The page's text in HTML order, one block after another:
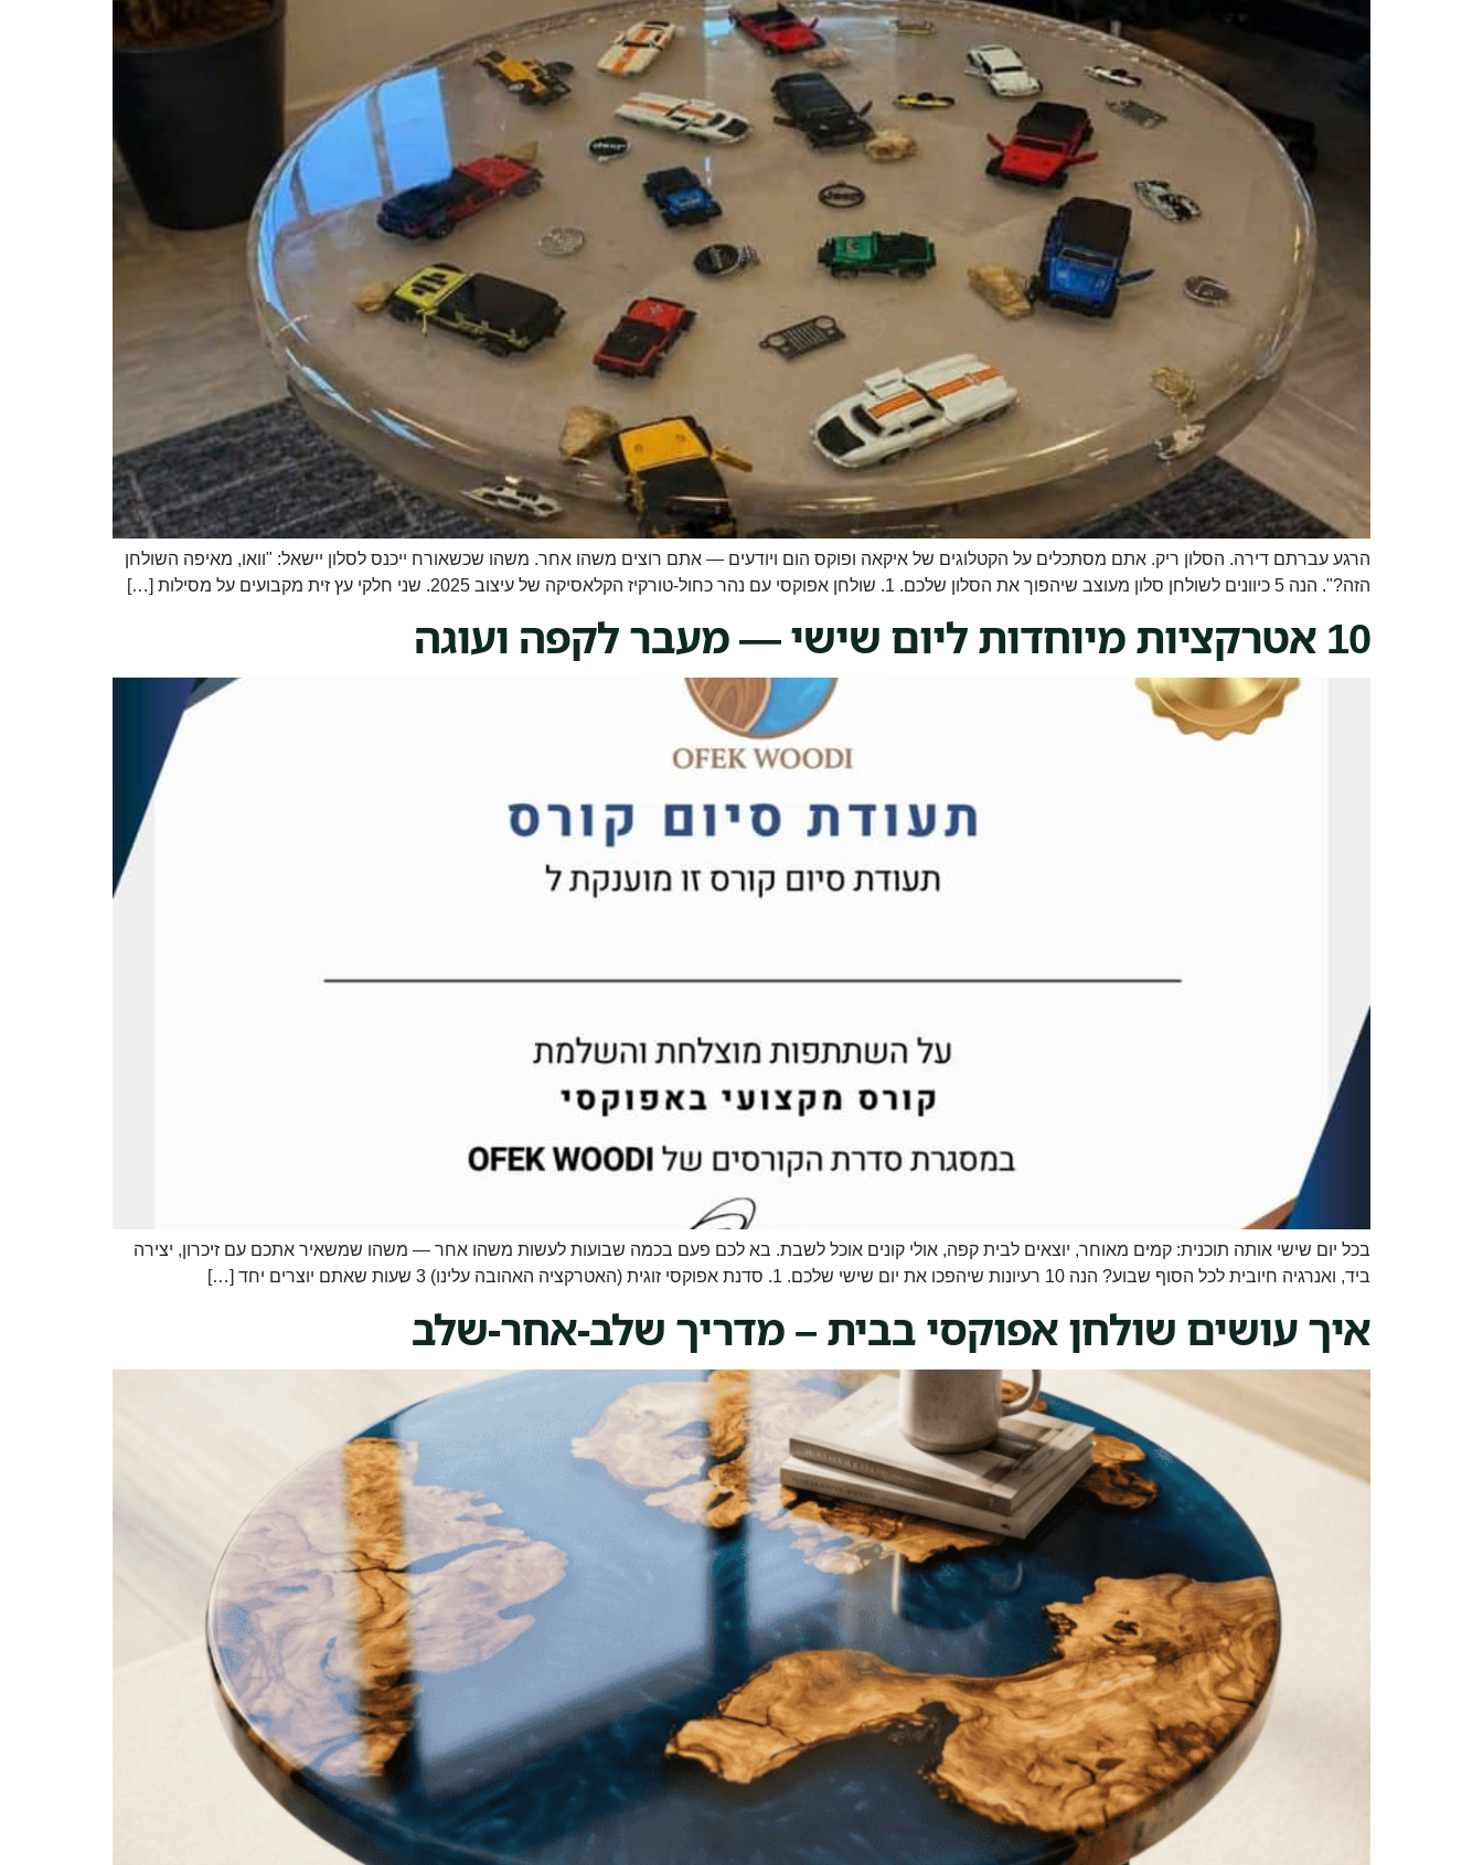
הרגע עברתם דירה. הסלון ריק. אתם מסתכלים על הקטלוגים של איקאה ופוקס הום ויודעים — אתם רוצים משהו אחר. משהו שכשאורח ייכנס לסלון יישאל: "וואו, מאיפה השולחן
הזה?". הנה 5 כיוונים לשולחן סלון מעוצב שיהפוך את הסלון שלכם. 1. שולחן אפוקסי עם נהר כחול-טורקיז הקלאסיקה של עיצוב 2025. שני חלקי עץ זית מקבועים על מסילות […]
10 אטרקציות מיוחדות ליום שישי — מעבר לקפה ועוגה
בכל יום שישי אותה תוכנית: קמים מאוחר, יוצאים לבית קפה, אולי קונים אוכל לשבת. בא לכם פעם בכמה שבועות לעשות משהו אחר — משהו שמשאיר אתכם עם זיכרון, יצירה
ביד, ואנרגיה חיובית לכל הסוף שבוע? הנה 10 רעיונות שיהפכו את יום שישי שלכם. 1. סדנת אפוקסי זוגית (האטרקציה האהובה עלינו) 3 שעות שאתם יוצרים יחד […]
איך עושים שולחן אפוקסי בבית – מדריך שלב-אחר-שלב